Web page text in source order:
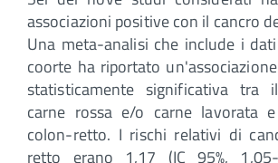
associazioni positive con il cancro
Una meta-analisi che include i
coorte ha riportato
statisticamente significativa tra
carne rossa e/o carne lavorata
colon-retto. I rischi relativi di
retto erano 1,17 (IC 95%,